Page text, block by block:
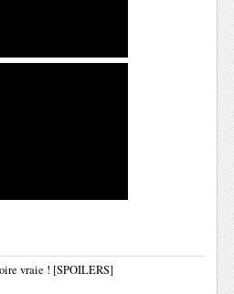
vraie ! [SPOILERS]